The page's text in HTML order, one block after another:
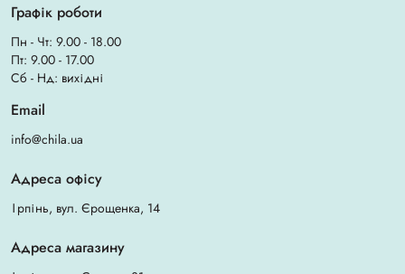
Графік роботи
Пн - Чт: 9.00 - 18.00
Пт: 9.00 - 17.00
Сб - Нд: вихідні
Email
info@chila.ua
Адреса офісу
Ірпінь, вул. Єрощенка, 14
Адреса магазину